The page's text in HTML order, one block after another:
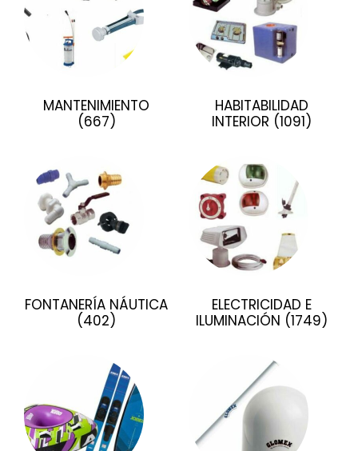
MANTENIMIENTO
(667)
HABITABILIDAD
INTERIOR (1091)
FONTANERÍA NÁUTICA
(402)
ELECTRICIDAD E
ILUMINACIÓN (1749)